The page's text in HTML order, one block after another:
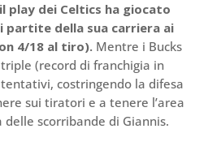
play dei Celtics ha giocato
partite della sua carriera ai
4/18 al tiro).Mentre i Bucks
(record di franchigia in
costringendo la difesa
sui tiratori e a tenere l’area
scorribande di Giannis.